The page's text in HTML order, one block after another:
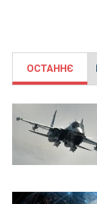
ОСТАННЄ